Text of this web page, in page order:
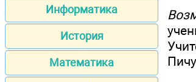
Информатика
История
Математика